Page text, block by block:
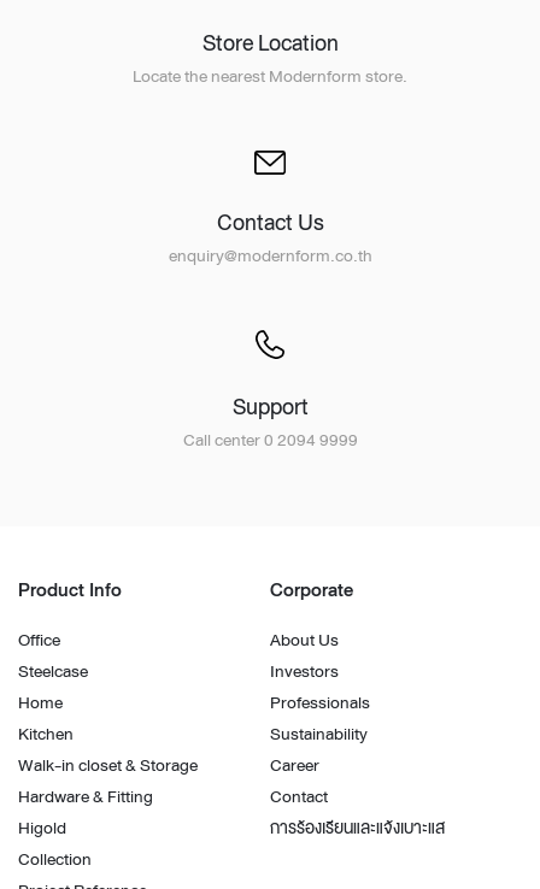
Store Location
Locate the nearest Modernform store.
Contact Us
enquiry@modernform.co.th
Support
Call center 0 2094 9999
Product Info
Office
Steelcase
Home
Kitchen
Walk-in closet & Storage
Hardware & Fitting
Higold
Collection
Corporate
About Us
Investors
Professionals
Sustainability
Career
Contact
การร้องเรียนและแจ้งเบาะแส